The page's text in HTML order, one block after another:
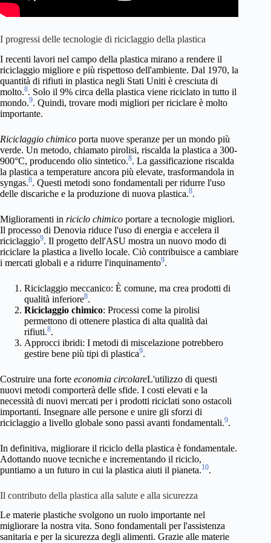
I progressi delle tecnologie di riciclaggio della plastica
I recenti lavori nel campo della plastica mirano a rendere il
riciclaggio migliore e più rispettoso dell'ambiente. Dal 1970, la
quantità di rifiuti in plastica negli Stati Uniti è cresciuta di
molto.8. Solo il 9% circa della plastica viene riciclato in tutto il
mondo.9. Quindi, trovare modi migliori per riciclare è molto
importante.
Riciclaggio chimico porta nuove speranze per un mondo più
verde. Un metodo, chiamato pirolisi, riscalda la plastica a 300-
900°C, producendo olio sintetico.8. La gassificazione riscalda
la plastica a temperature ancora più elevate, trasformandola in
syngas.8. Questi metodi sono fondamentali per ridurre l'uso
delle discariche e la produzione di nuova plastica.8.
Miglioramenti in riciclo chimico portare a tecnologie migliori.
Il processo di Denovia riduce l'uso di energia e accelera il
riciclaggio9. Il progetto dell'ASU mostra un nuovo modo di
riciclare la plastica a livello locale. Ciò contribuisce a cambiare
i mercati globali e a ridurre l'inquinamento9.
Riciclaggio meccanico: È comune, ma crea prodotti di
qualità inferiore8.
Riciclaggio chimico: Processi come la pirolisi
permettono di ottenere plastica di alta qualità dai
rifiuti.8.
Approcci ibridi: I metodi di miscelazione potrebbero
gestire bene più tipi di plastica9.
Costruire una forte economia circolareL'utilizzo di questi
nuovi metodi comporterà delle sfide. I costi elevati e la
necessità di nuovi mercati per i prodotti riciclati sono ostacoli
importanti. Insegnare alle persone e unire gli sforzi di
riciclaggio a livello globale sono passi avanti fondamentali.9.
In definitiva, migliorare il riciclo della plastica è fondamentale.
Adottando nuove tecniche e incrementando il riciclo,
puntiamo a un futuro in cui la plastica aiuti il pianeta.10.
Il contributo della plastica alla salute e alla sicurezza
Le materie plastiche svolgono un ruolo importante nel
migliorare la nostra vita. Sono fondamentali per l'assistenza
sanitaria e per la sicurezza degli alimenti. Grazie alle materie